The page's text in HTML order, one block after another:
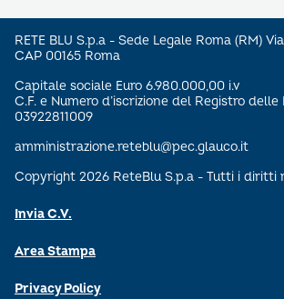
RETE BLU S.p.a - Sede Legale Roma (RM)
CAP 00165 Roma
Capitale sociale Euro 6.980.000,00 i.v
C.F. e Numero d’iscrizione del Registro
03922811009
amministrazione.reteblu@pec.glauco.it
Copyright 2026 ReteBlu S.p.a - Tutti i diritti
Invia C.V.
Area Stampa
Privacy Policy